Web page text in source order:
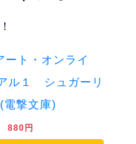
ート・オンライ
ル１ シュガーリ
電撃文庫)
880円